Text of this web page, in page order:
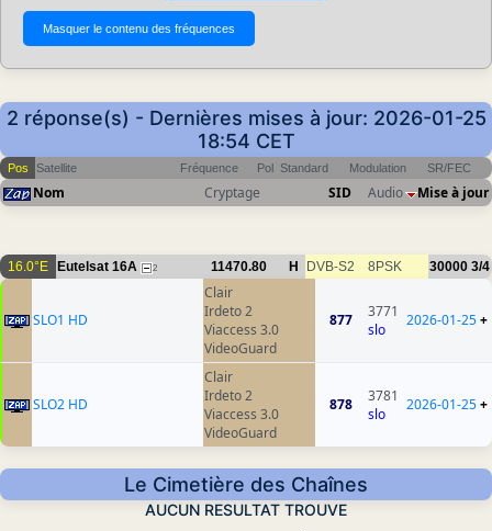
2 réponse(s) - Dernières mises à jour: 2026-01-25
18:54 CET
Pos Satellite Fréquence Pol Standard Modulation SR/FEC
Nom Cryptage SID Audio Mise à jour
16.0°E Eutelsat 16A 2 11470.80 H DVB-S2 8PSK 30000 3/4
SLO1 HD
Clair
Irdeto 2
Viaccess 3.0
VideoGuard
877
3771
slo
2026-01-25+
SLO2 HD
Clair
Irdeto 2
Viaccess 3.0
VideoGuard
878
3781
slo
2026-01-25+
Le Cimetière des Chaînes
AUCUN RESULTAT TROUVE